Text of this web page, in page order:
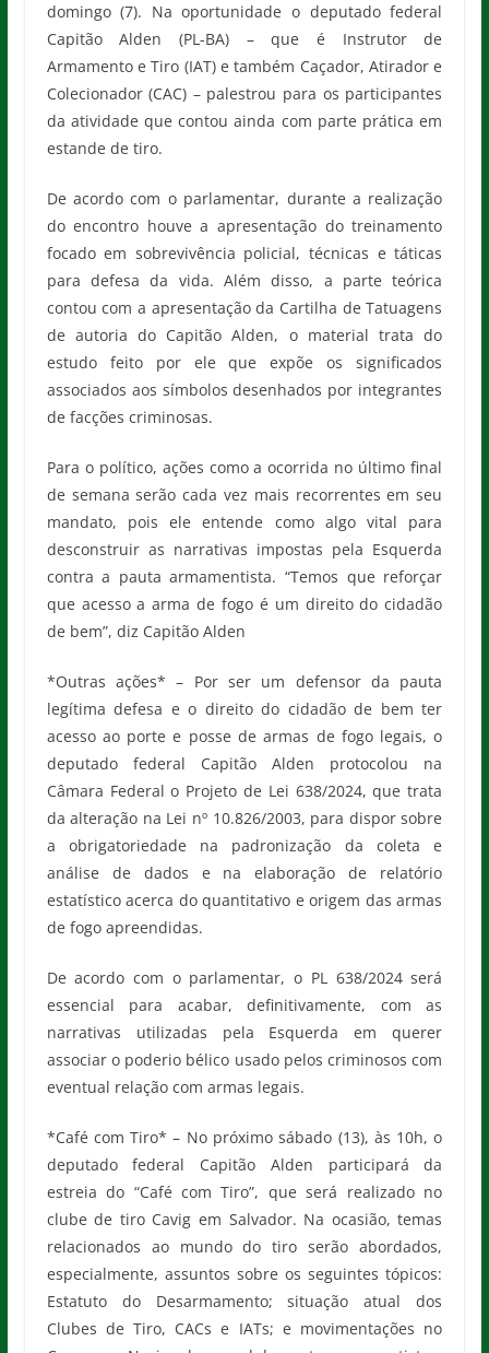
domingo (7). Na oportunidade o deputado federal
Capitão Alden (PL-BA) – que é Instrutor de
Armamento e Tiro (IAT) e também Caçador, Atirador e
Colecionador (CAC) – palestrou para os participantes
da atividade que contou ainda com parte prática em
estande de tiro.
De acordo com o parlamentar, durante a realização
do encontro houve a apresentação do treinamento
focado em sobrevivência policial, técnicas e táticas
para defesa da vida. Além disso, a parte teórica
contou com a apresentação da Cartilha de Tatuagens
de autoria do Capitão Alden, o material trata do
estudo feito por ele que expõe os significados
associados aos símbolos desenhados por integrantes
de facções criminosas.
Para o político, ações como a ocorrida no último final
de semana serão cada vez mais recorrentes em seu
mandato, pois ele entende como algo vital para
desconstruir as narrativas impostas pela Esquerda
contra a pauta armamentista. “Temos que reforçar
que acesso a arma de fogo é um direito do cidadão
de bem”, diz Capitão Alden
*Outras ações* – Por ser um defensor da pauta
legítima defesa e o direito do cidadão de bem ter
acesso ao porte e posse de armas de fogo legais, o
deputado federal Capitão Alden protocolou na
Câmara Federal o Projeto de Lei 638/2024, que trata
da alteração na Lei nº 10.826/2003, para dispor sobre
a obrigatoriedade na padronização da coleta e
análise de dados e na elaboração de relatório
estatístico acerca do quantitativo e origem das armas
de fogo apreendidas.
De acordo com o parlamentar, o PL 638/2024 será
essencial para acabar, definitivamente, com as
narrativas utilizadas pela Esquerda em querer
associar o poderio bélico usado pelos criminosos com
eventual relação com armas legais.
*Café com Tiro* – No próximo sábado (13), às 10h, o
deputado federal Capitão Alden participará da
estreia do “Café com Tiro”, que será realizado no
clube de tiro Cavig em Salvador. Na ocasião, temas
relacionados ao mundo do tiro serão abordados,
especialmente, assuntos sobre os seguintes tópicos:
Estatuto do Desarmamento; situação atual dos
Clubes de Tiro, CACs e IATs; e movimentações no